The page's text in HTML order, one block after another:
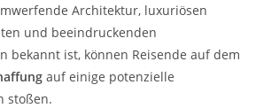
Architektur, luxuriösen
und beeindruckenden
bekannt ist, können Reisende auf dem
auf einige potenzielle
stoßen.